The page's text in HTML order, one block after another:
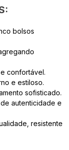
bolsos
confortável.
e estiloso.
sofisticado.
de autenticidade e
resistente